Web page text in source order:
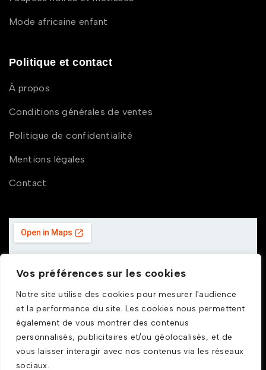
Vos préférences sur les cookies
Notre site utilise des cookies pour mesurer l'audience
et la performance du site. Les cookies nous permettent
également de vous montrer des contenus
personnalisés, publicitaires et/ou géolocalisés, et de
vous laisser interagir avec nos contenus via les réseaux
sociaux.
Mode africaine enfant
Politique et contact
À propos
Conditions générales de ventes
Politique de confidentialité
Mentions légales
Contact